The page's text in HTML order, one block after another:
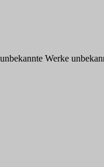
Werke